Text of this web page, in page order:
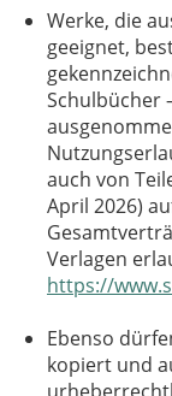
Werke, die
geeignet,
Schulbücher
auch von
April 2026)
Verlagen
https://
Ebenso
kopiert und